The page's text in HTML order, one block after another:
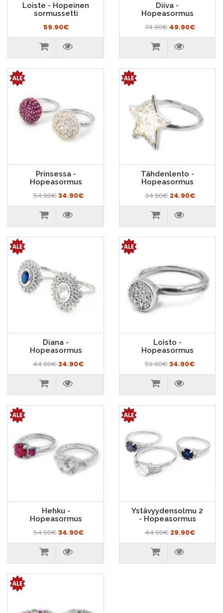
Loiste - Hopeinen
sormussetti
59.90€
Diiva -
Hopeasormus
74.90€ 49.90€
Prinsessa -
Hopeasormus
54.90€34.90€
Tähdenlento -
Hopeasormus
34.90€ 24.90€
Diana -
Hopeasormus
44.90€ 24.90€
Loisto -
Hopeasormus
59.90€34.90€
Hehku -
Hopeasormus
54.90€34.90€
Ystävyydensolmu 2
- Hopeasormus
44.90€ 29.90€